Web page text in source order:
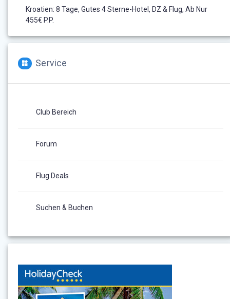
Kroatien: 8 Tage, Gutes 4 Sterne-Hotel, DZ & Flug, Ab Nur
455€ P.P.
Service
Club Bereich
Forum
Flug Deals
Suchen & Buchen